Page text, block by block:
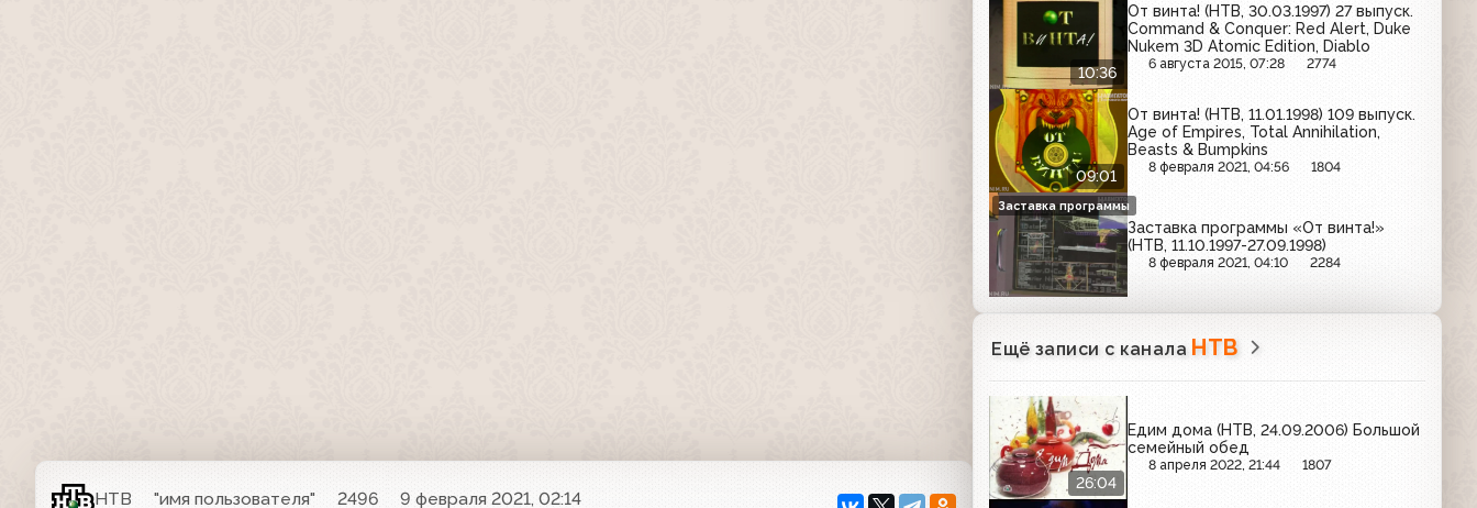
НТВ "имя пользователя" 2496
9 февраля 2021, 02:14
10:36
От винта! (НТВ, 30.03.1997) 27 выпуск.
Command & Conquer: Red Alert, Duke
Nukem 3D Atomic Edition, Diablo
6 августа 2015, 07:28 2774
09:01
От винта! (НТВ, 11.01.1998) 109 выпуск.
Age of Empires, Total Annihilation,
Beasts & Bumpkins
8 февраля 2021, 04:56 1804
Заставка программы «От винта!»
(НТВ, 11.10.1997-27.09.1998)
8 февраля 2021, 04:10 2284
Заставка программы
Ещё записи с канала НТВ
26:04
Едим дома (НТВ, 24.09.2006) Большой
семейный обед
8 апреля 2022, 21:44 1807